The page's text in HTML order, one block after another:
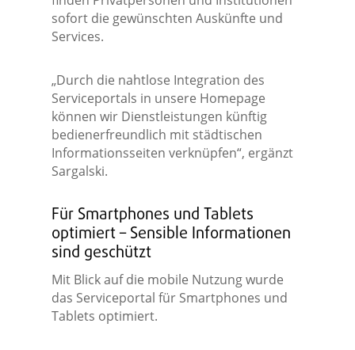
sofort die gewünschten Auskünfte und
Services.
„Durch die nahtlose Integration des
Serviceportals in unsere Homepage
können wir Dienstleistungen künftig
bedienerfreundlich mit städtischen
Informationsseiten verknüpfen“, ergänzt
Sargalski.
Für Smartphones und Tablets
optimiert – Sensible Informationen
sind geschützt
Mit Blick auf die mobile Nutzung wurde
das Serviceportal für Smartphones und
Tablets optimiert.